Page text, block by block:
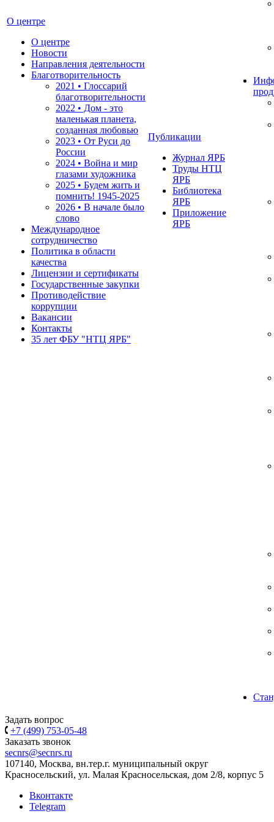
О центре
О центре
Новости
Направления деятельности
Благотворительность
2021 • Глоссарий
благотворительности
2022 • Дом - это
маленькая планета,
созданная любовью
2023 • От Руси до
России
2024 • Война и мир
глазами художника
2025 • Будем жить и
помнить! 1945-2025
2026 • В начале было
слово
Международное
сотрудничество
Политика в области
качества
Лицензии и сертификаты
Государственные закупки
Противодействие
коррупции
Вакансии
Контакты
35 лет ФБУ "НТЦ ЯРБ"
Публикации
Журнал ЯРБ
Труды НТЦ
ЯРБ
Библиотека
ЯРБ
Приложение
ЯРБ
Задать вопрос
+7 (499) 753-05-48
Заказать звонок
secnrs@secnrs.ru
107140, Москва, вн.тер.г. муниципальный округ
Красносельский, ул. Малая Красносельская, дом 2/8, корпус 5
Вконтакте
Telegram